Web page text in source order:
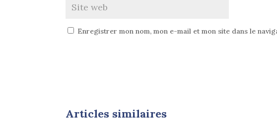
Enregistrer mon nom, mon e-mail et mon site dans le
Articles similaires